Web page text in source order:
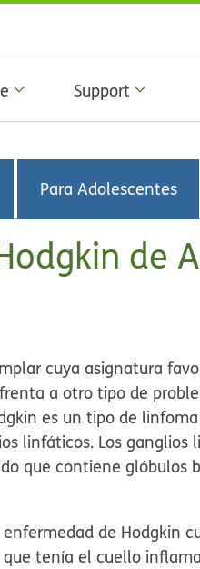
Support
Para Adolescentes
de
cuya asignatura
a otro tipo de
es un tipo de linfoma
linfáticos. Los
que contiene glóbulos
de Hodgkin
tenía el cuello